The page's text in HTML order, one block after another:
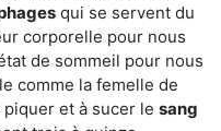
qui se servent du
corporelle pour nous
de sommeil pour nous
comme la femelle de
et à sucer le sang